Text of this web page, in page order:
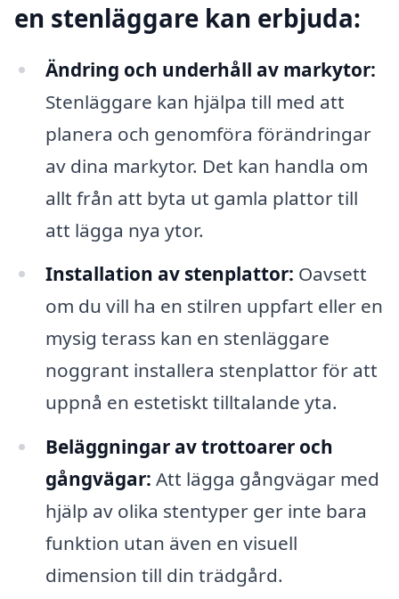
en stenläggare kan erbjuda:
Ändring och underhåll av markytor:
Stenläggare kan hjälpa till med att
planera och genomföra förändringar
av dina markytor. Det kan handla om
allt från att byta ut gamla plattor till
att lägga nya ytor.
Installation av stenplattor: Oavsett
om du vill ha en stilren uppfart eller en
mysig terass kan en stenläggare
noggrant installera stenplattor för att
uppnå en estetiskt tilltalande yta.
Beläggningar av trottoarer och
gångvägar: Att lägga gångvägar med
hjälp av olika stentyper ger inte bara
funktion utan även en visuell
dimension till din trädgård.